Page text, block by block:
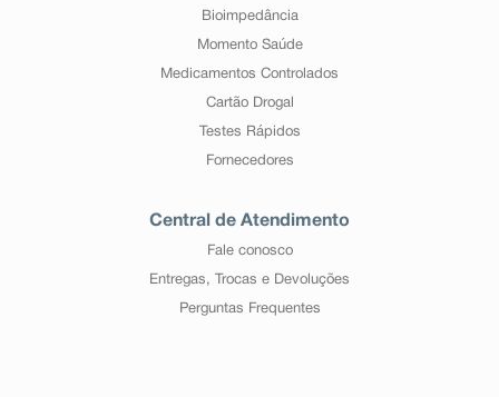
Bioimpedância
Momento Saúde
Medicamentos Controlados
Cartão Drogal
Testes Rápidos
Fornecedores
Central de Atendimento
Fale conosco
Entregas, Trocas e Devoluções
Perguntas Frequentes